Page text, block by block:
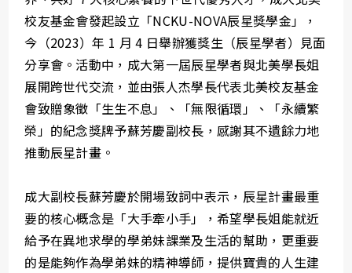
校友基金會發起設立「NCKU-NOVA辰星獎學金」，
今（2023）年 1 月 4 日舉辦獲獎生（辰星學者）見面
分享會。活動中，成大第一屆辰星學者與北美學長姐
展開跨世代交流，並由張人杰學長代表北美校友基金
會致贈象徵「生生不息」、「無限循環」、「永續繁
榮」的紀念獎牌予蘇芳慶副校長，感謝其不遺餘力地
推動辰星計畫。
成大副校長蘇芳慶於開場致詞中表示，辰星計畫最重
要的核心概念是「大手牽小手」，希望學長姐能就近
給予在異地求學的學弟妹課業及生活的幫助，更重要
的是能夠作為學弟妹的精神導師，提供寶貴的人生建